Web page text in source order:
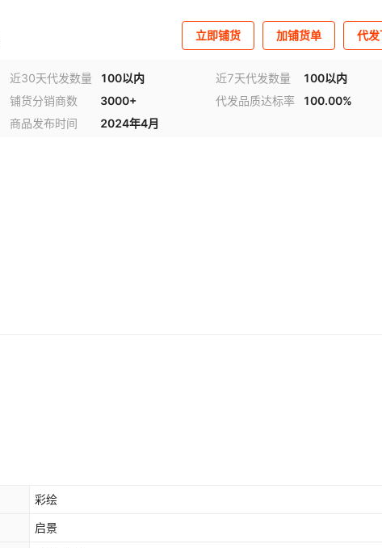
库存 1000个
库存1000个
立即铺货 加铺货单 代
近30天代发数量 100以内 近7天代发数量
100以内
铺货分销商数 3000+ 代发品质达标率
100.00%
商品发布时间 2024年4月
彩绘
启景